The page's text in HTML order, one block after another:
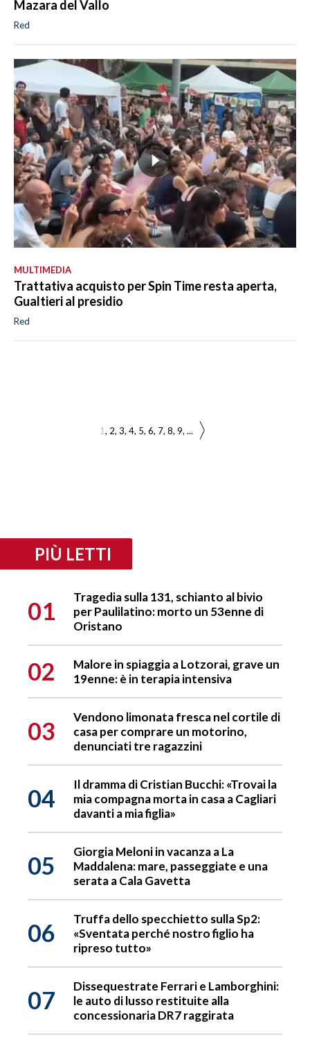
Mazara del Vallo
Red
MULTIMEDIA
Trattativa acquisto per Spin Time resta aperta,
Gualtieri al presidio
Red
1 2 3 4 5 6 7 8 9 ...
PIÙ LETTI
01
Tragedia sulla 131, schianto al bivio
per Paulilatino: morto un 53enne di
Oristano
02
Malore in spiaggia a Lotzorai, grave un
19enne: è in terapia intensiva
03
Vendono limonata fresca nel cortile di
casa per comprare un motorino,
denunciati tre ragazzini
04
Il dramma di Cristian Bucchi: «Trovai la
mia compagna morta in casa a Cagliari
davanti a mia figlia»
05
Giorgia Meloni in vacanza a La
Maddalena: mare, passeggiate e una
serata a Cala Gavetta
06
Truffa dello specchietto sulla Sp2:
«Sventata perché nostro figlio ha
ripreso tutto»
07
Dissequestrate Ferrari e Lamborghini:
le auto di lusso restituite alla
concessionaria DR7 raggirata